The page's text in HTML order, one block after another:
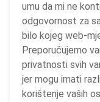
umu da mi ne
odgovornost za
bilo kojeg web-
Preporučujemo
privatnosti svih
jer mogu imati
korištenje vaših